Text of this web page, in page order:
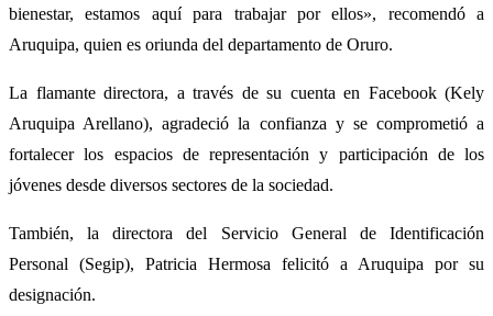
bienestar, estamos aquí para trabajar por ellos», recomendó a
Aruquipa, quien es oriunda del departamento de Oruro.
La flamante directora, a través de su cuenta en Facebook (Kely
Aruquipa Arellano), agradeció la confianza y se comprometió a
fortalecer los espacios de representación y participación de los
jóvenes desde diversos sectores de la sociedad.
También, la directora del Servicio General de Identificación
Personal (Segip), Patricia Hermosa felicitó a Aruquipa por su
designación.